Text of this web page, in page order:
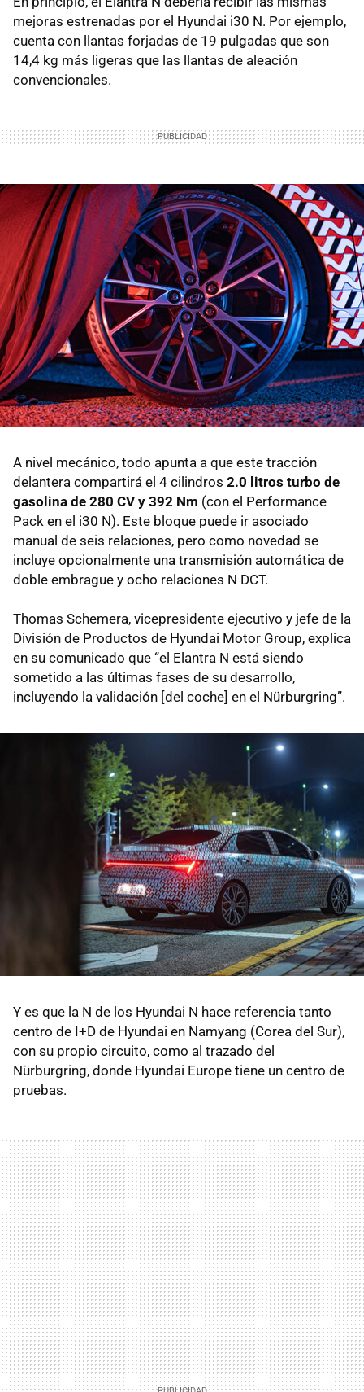
mejoras estrenadas por el Hyundai i30 N. Por ejemplo,
cuenta con llantas forjadas de 19 pulgadas que son
14,4 kg más ligeras que las llantas de aleación
convencionales.
A nivel mecánico, todo apunta a que este tracción
delantera compartirá el 4 cilindros 2.0 litros turbo de
gasolina de 280 CV y 392 Nm (con el Performance
Pack en el i30 N). Este bloque puede ir asociado
manual de seis relaciones, pero como novedad se
incluye opcionalmente una transmisión automática de
doble embrague y ocho relaciones N DCT.
Thomas Schemera, vicepresidente ejecutivo y jefe de la
División de Productos de Hyundai Motor Group, explica
en su comunicado que “el Elantra N está siendo
sometido a las últimas fases de su desarrollo,
incluyendo la validación [del coche] en el Nürburgring”.
Y es que la N de los Hyundai N hace referencia tanto
centro de I+D de Hyundai en Namyang (Corea del Sur),
con su propio circuito, como al trazado del
Nürburgring, donde Hyundai Europe tiene un centro de
pruebas.